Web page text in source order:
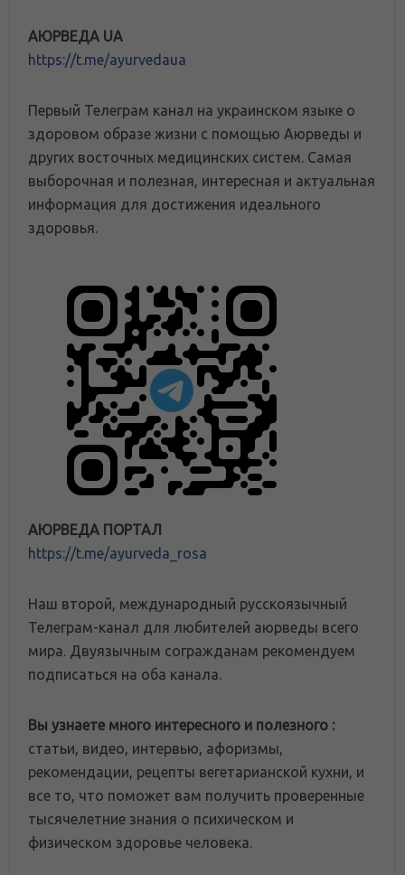
АЮРВЕДА UA
https://t.me/ayurvedaua
Первый Телеграм канал на украинском языке о
здоровом образе жизни с помощью Аюрведы и
других восточных медицинских систем. Самая
выборочная и полезная, интересная и актуальная
информация для достижения идеального
здоровья.
АЮРВЕДА ПОРТАЛ
https://t.me/ayurveda_rosa
Наш второй, международный русскоязычный
Телеграм-канал для любителей аюрведы всего
мира. Двуязычным согражданам рекомендуем
подписаться на оба канала.
Вы узнаете много интересного и полезного :
статьи, видео, интервью, афоризмы,
рекомендации, рецепты вегетарианской кухни, и
все то, что поможет вам получить проверенные
тысячелетние знания о психическом и
физическом здоровье человека.